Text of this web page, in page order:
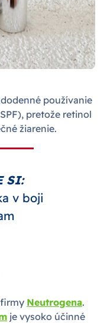
používanie
pretože retinol
žiarenie.
SI:
v boji
Neutrogena.
je vysoko účinné